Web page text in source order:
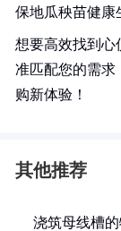
保地瓜秧苗健康
想要高效找到心
准匹配您的需求
购新体验！
其他推荐
浇筑母线槽